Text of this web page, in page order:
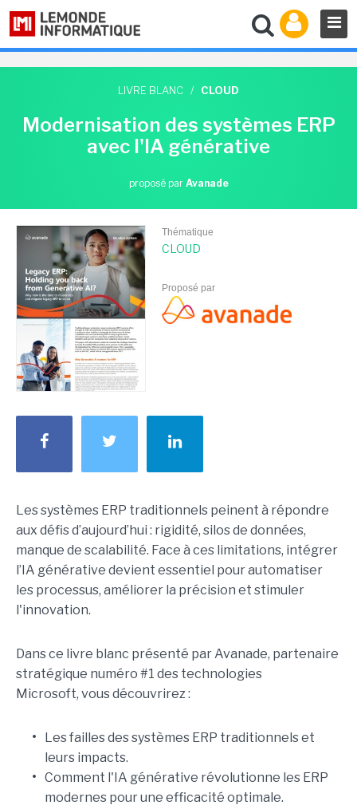
LIVRE BLANC / CLOUD
Modernisation des systèmes ERP
avec l'IA générative
proposé par Avanade
Thématique
CLOUD
Proposé par
Les systèmes ERP traditionnels peinent à répondre
aux défis d’aujourd’hui : rigidité, silos de données,
manque de scalabilité. Face à ces limitations, intégrer
l’IA générative devient essentiel pour automatiser
les processus, améliorer la précision et stimuler
l'innovation.
Dans ce livre blanc présenté par Avanade, partenaire
stratégique numéro #1 des technologies
Microsoft, vous découvrirez :
•
Les failles des systèmes ERP traditionnels et
leurs impacts.
• Comment l'IA générative révolutionne les ERP
modernes pour une efficacité optimale.